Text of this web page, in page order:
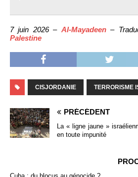
7 juin 2026 – Al-Mayadeen–
Palestine
CISJORDANIE TERRORISME
PRÉCÉDENT
La « ligne jaune »
en toute impunité